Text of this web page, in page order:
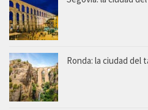
Ronda: la ciudad del